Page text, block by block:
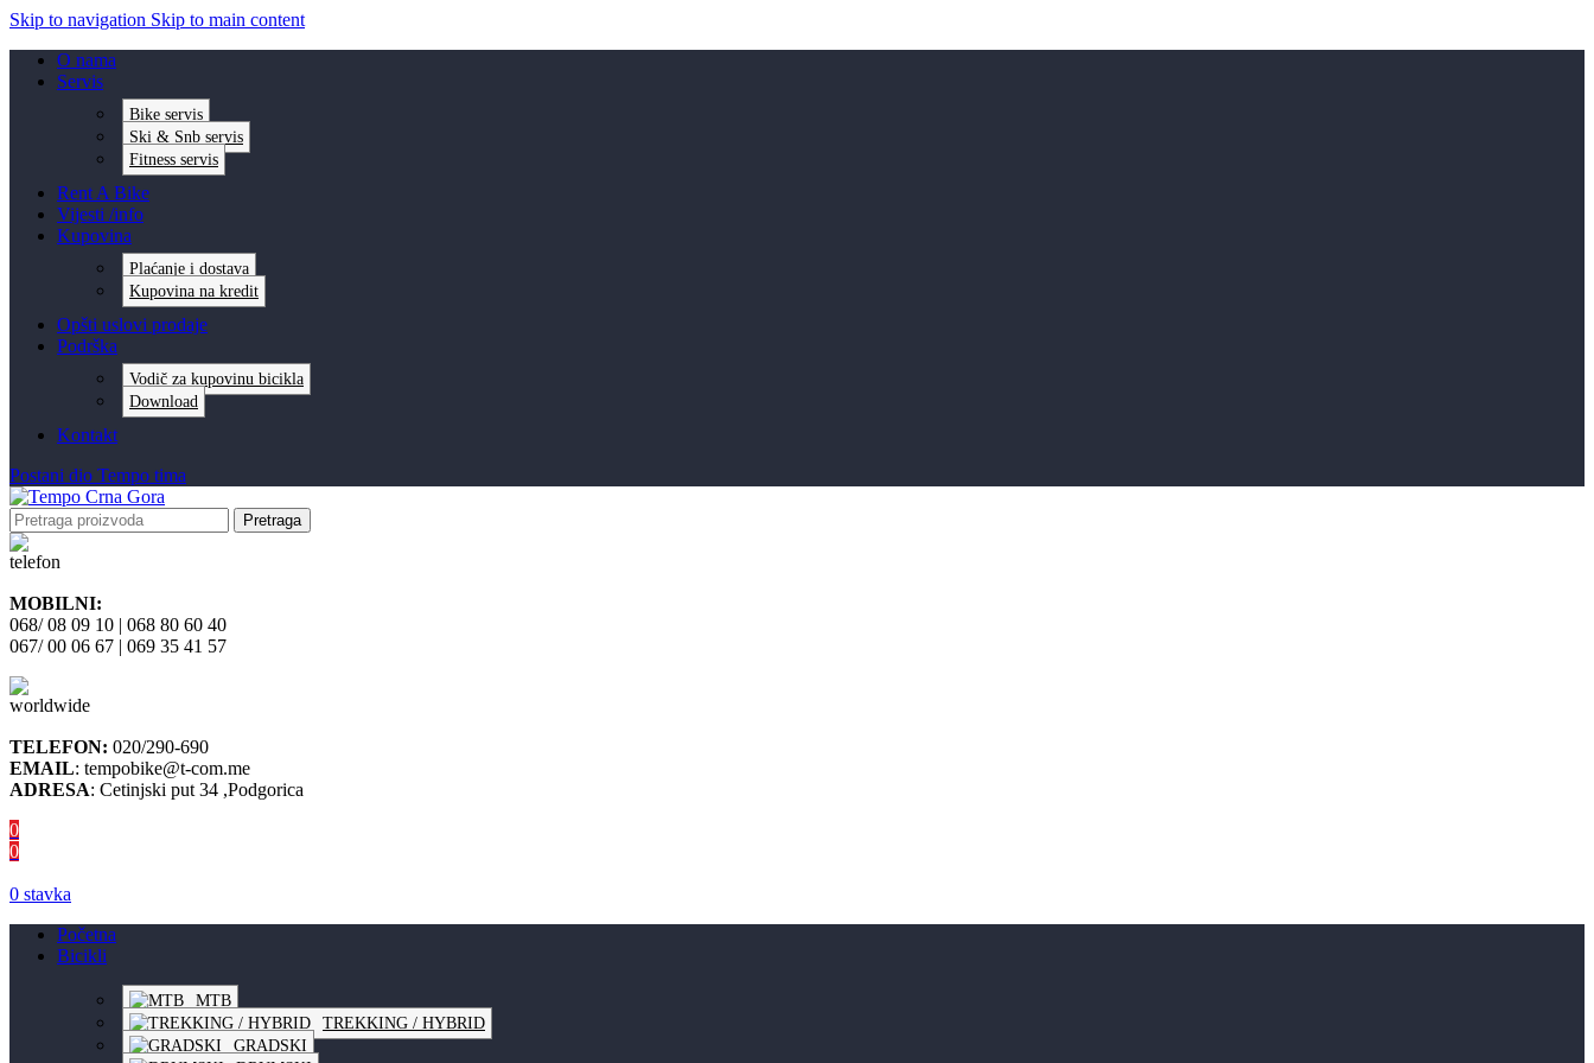
Skip to navigation Skip to main content
O nama
Servis
Bike servis
Ski & Snb servis
Fitness servis
Rent A Bike
Vijesti /info
Kupovina
Plaćanje i dostava
Kupovina na kredit
Opšti uslovi prodaje
Podrška
Vodič za kupovinu bicikla
Download
Kontakt
Postani dio Tempo tima
Pretraga
MOBILNI:
068/ 08 09 10 | 068 80 60 40
067/ 00 06 67 | 069 35 41 57
TELEFON: 020/290-690
EMAIL: tempobike@t-com.me
ADRESA: Cetinjski put 34 ,Podgorica
0
0
0 stavka
Početna
Bicikli
MTB
TREKKING / HYBRID
GRADSKI